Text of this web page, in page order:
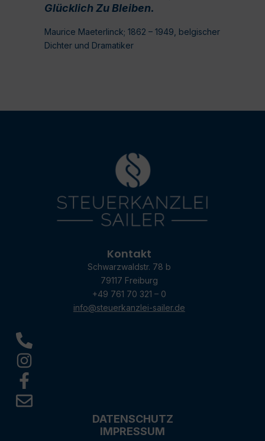
Glücklich Zu Bleiben.
Maurice Maeterlinck; 1862 – 1949, belgischer
Dichter und Dramatiker
Kontakt
Schwarzwaldstr. 78 b
79117 Freiburg
+49 761 70 321 – 0
info@steuerkanzlei-sailer.de
DATENSCHUTZ
IMPRESSUM